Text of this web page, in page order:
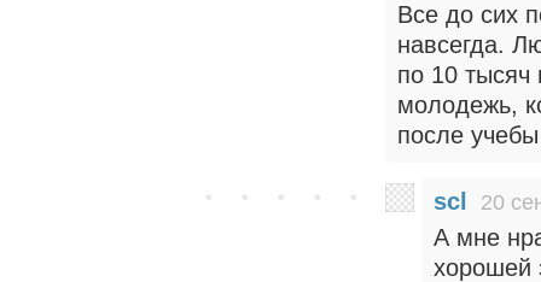
Все до сих
навсегда.
по 10 тысяч
молодежь,
после
scl 20
А мне
хорошей